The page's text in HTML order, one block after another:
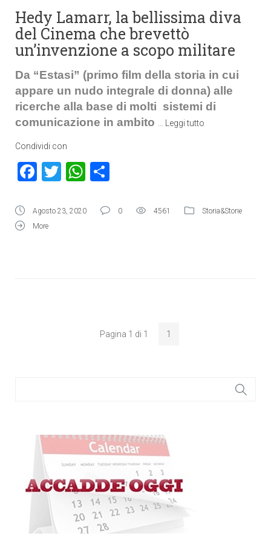
Hedy Lamarr, la bellissima diva
del Cinema che brevettò
un’invenzione a scopo militare
Da “Estasi” (primo film della storia in cui
appare un nudo integrale di donna) alle
ricerche alla base di molti sistemi di
comunicazione in ambito
Leggi tutto
Condividi con
Facebook
TwitterWhatsApp
Agosto 23, 2020 0 4561
Storia&Storie
More
Pagina 1 di 1 1